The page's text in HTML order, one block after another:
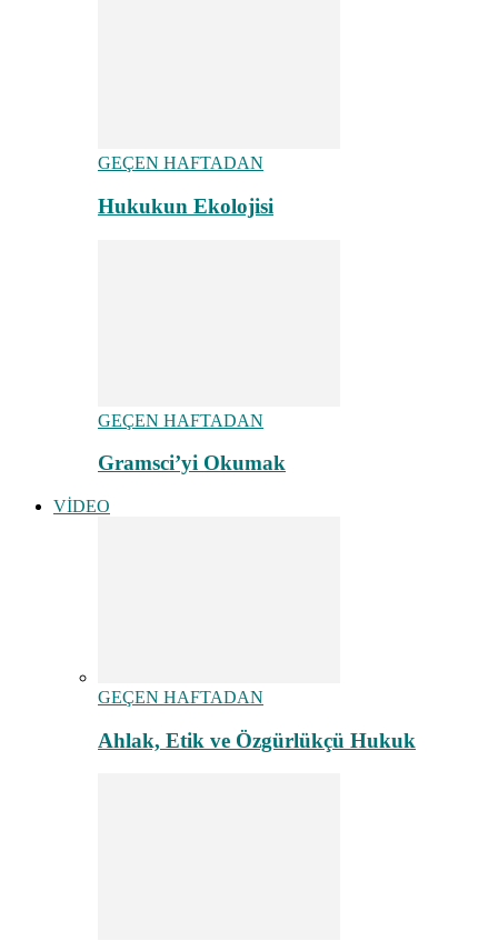
GEÇEN HAFTADAN
Hukukun Ekolojisi
GEÇEN HAFTADAN
Gramsci’yi Okumak
VİDEO
GEÇEN HAFTADAN
Ahlak, Etik ve Özgürlükçü Hukuk